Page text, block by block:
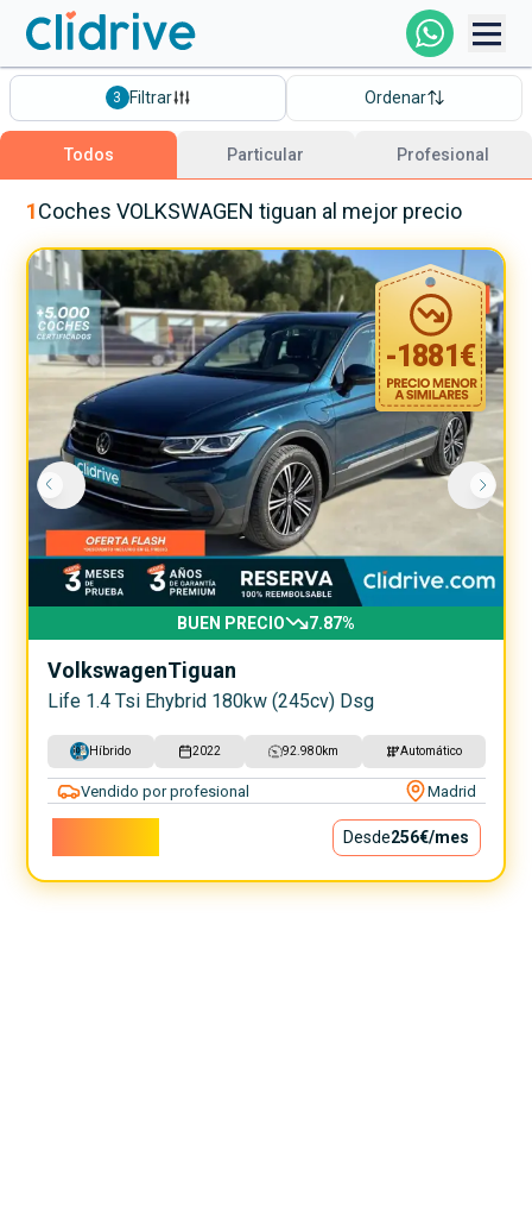
Comprar Coche
Todos Los Coches
Profesional
Particular
Financiación
Clidrive
3 Filtrar Ordenar
Todos Particular Profesional
1Coches VOLKSWAGEN tiguan al mejor precio
-1881€
BUEN PRECIO 7.87%
VolkswagenTiguan
Life 1.4 Tsi Ehybrid 180kw (245cv) Dsg
Híbrido 2022 92.980km Automático
Vendido por profesional Madrid
Desde256€/mes